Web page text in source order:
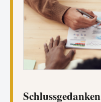
Schlussgedanken